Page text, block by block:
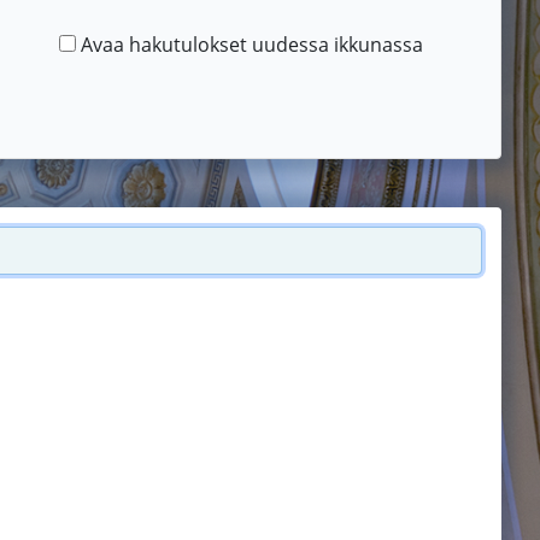
Avaa hakutulokset uudessa ikkunassa